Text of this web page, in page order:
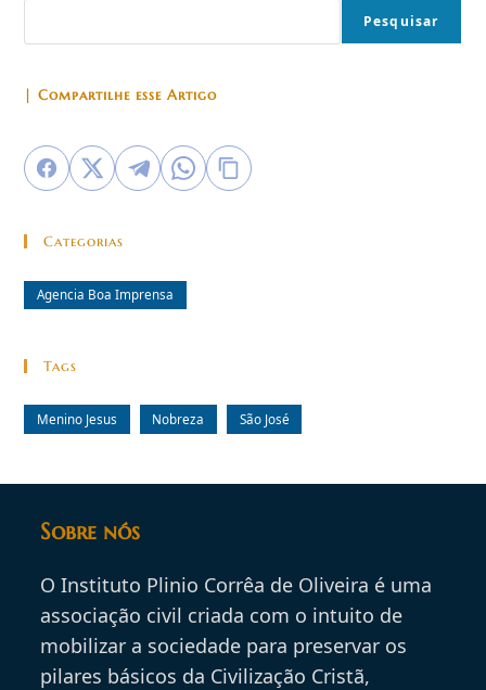
Pesquisar
| Compartilhe esse Artigo
Categorias
Agencia Boa Imprensa
Tags
Menino Jesus Nobreza São José
Sobre nós
O Instituto Plinio Corrêa de Oliveira é uma
associação civil criada com o intuito de
mobilizar a sociedade para preservar os
pilares básicos da Civilização Cristã,